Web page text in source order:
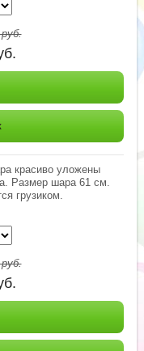
красиво уложены
Размер шара 61 см.
грузиком.